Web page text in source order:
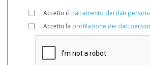
Accetto il trattamento dei dati
Accetto la profilazione dei dati